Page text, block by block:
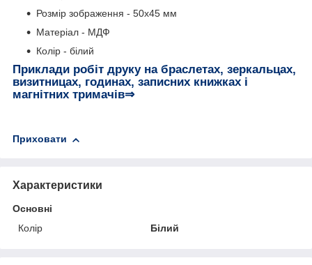
Розмір зображення - 50х45 мм
Матеріал - МДФ
Колір - білий
Приклади робіт друку на браслетах, зеркальцах,
визитницах, годинах, записних книжках і
магнітних тримачів⇒
Приховати
Характеристики
Основні
Колір
Білий